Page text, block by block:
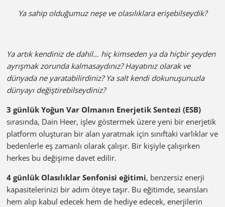
Ya sahip olduğumuz neşe ve olasılıklara erişebilseydik?
Ya artık kendiniz de dahil… hiç kimseden ya da hiçbir şeyden
ayrışmak zorunda kalmasaydınız? Hayatınız olarak ve
dünyada ne yaratabilirdiniz? Ya salt kendi dokunuşunuzla
dünyayı değiştirebilseydiniz?
3 günlük Yoğun Var Olmanın Enerjetik Sentezi (ESB)
sırasında, Dain Heer, işlev göstermek üzere yeni bir enerjetik
platform oluşturan bir alan yaratmak için sınıftaki varlıklar ve
bedenlerle eş zamanlı olarak çalışır. Bir kişiyle çalışırken
herkes bu değişime davet edilir.
4 günlük Olasılıklar Senfonisi eğitimi, benzersiz enerji
kapasitelerinizi bir adım öteye taşır. Bu eğitimde, seansları
hem alıp kabul edecek hem de hediye edecek, enerjilerin